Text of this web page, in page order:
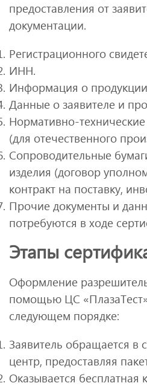
предоставления от
документации.
Регистрационного
ИНН.
Информация о
Данные о заявителе и
Нормативно-
(для отечественного
Сопроводительные
изделия (договор
контракт на поставку,
Прочие документы и
потребуются в ходе
Этапы
Оформление
помощью ЦС
следующем порядке:
Заявитель обращается в
центр, предоставляя
Оказывается бесплатная